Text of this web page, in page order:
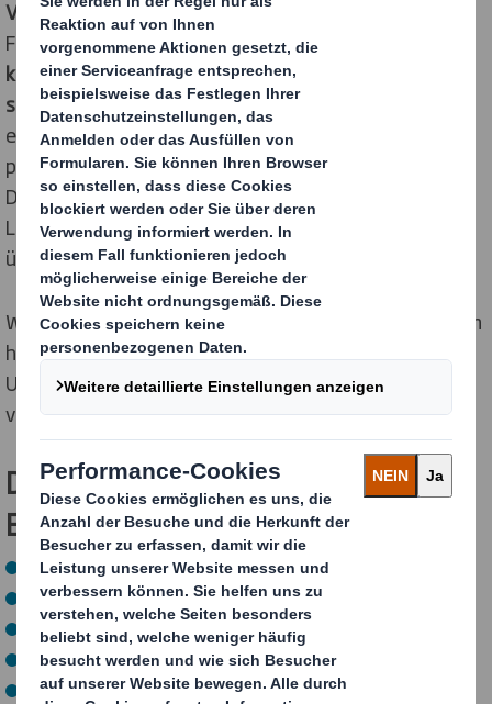
Vertriebsmanagementerwirbst Du interdisziplinäre
Fähigkeiten. Dazu gehörentechnische
kaufmännischesowiemethodische
sozialeundinterkulturelleKompetenzen
entwickelst damit die besten Voraussetzungen, um
potenzielle Kunden für unsere Produkte und
Dienstleistungen zu gewinnen und von der
Leistungsfähigkeit unseres Unternehmens zu
überzeugen.
Während DeinerPraxiseinsätze
an unseren Standorten
hast Du die Chance, verschiedene
Unternehmensbereiche kennenzulernen und dort
vielseitige Aufgaben zu übernehmen.
Deine möglichen Aufgaben- und
Einsatzgebiete sind unter anderem:
Einkauf
Verkauf
Controlling
Marketing
Logistik